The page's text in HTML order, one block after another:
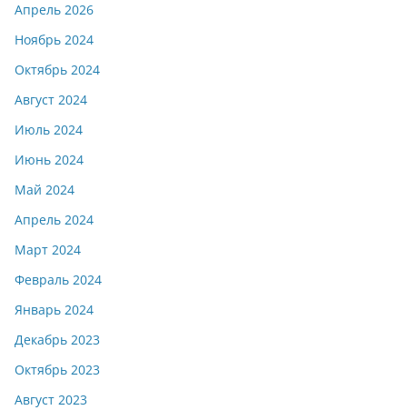
Апрель 2026
Ноябрь 2024
Октябрь 2024
Август 2024
Июль 2024
Июнь 2024
Май 2024
Апрель 2024
Март 2024
Февраль 2024
Январь 2024
Декабрь 2023
Октябрь 2023
Август 2023